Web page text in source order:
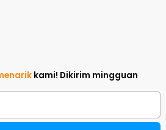
kami! Dikirim mingguan